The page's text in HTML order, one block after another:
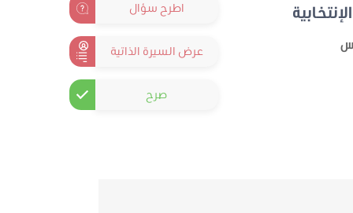
اطرح سؤال
عرض السيرة الذاتية
صرح